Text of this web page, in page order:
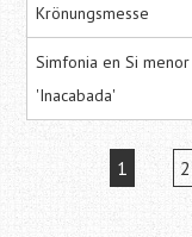
Krönungsmesse
Simfonia en Si menor
'Inacabada'
1 2